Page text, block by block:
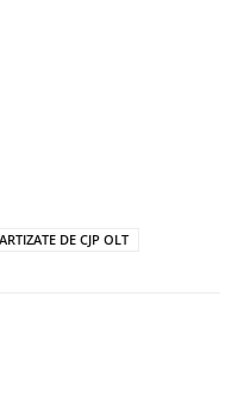
DE CJP OLT